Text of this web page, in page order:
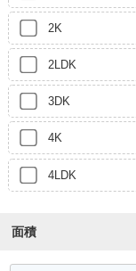
2K
2LDK
3DK
4K
4LDK
面積